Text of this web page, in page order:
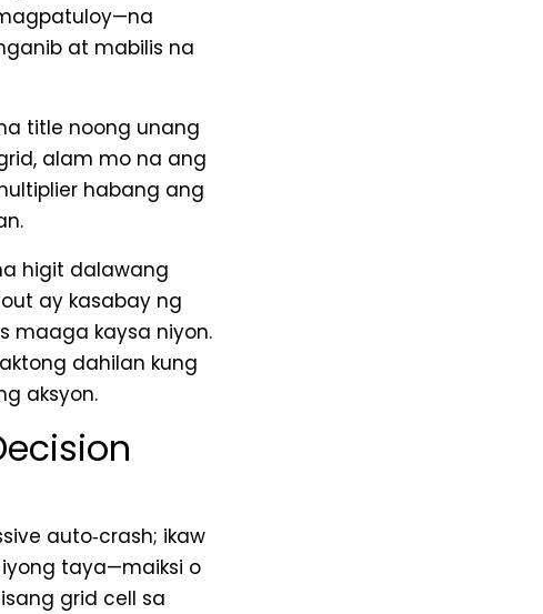
at mabilis na
title noong unang
alam mo na ang
habang ang
higit dalawang
ay kasabay ng
maaga kaysa niyon.
dahilan kung
aksyon.
auto‑crash; ikaw
taya—maiksi o
grid cell sa